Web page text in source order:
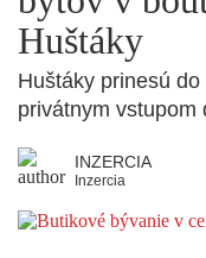
Huštáky
Huštáky prinesú
privátnym vstupom
INZERCIA
Inzercia